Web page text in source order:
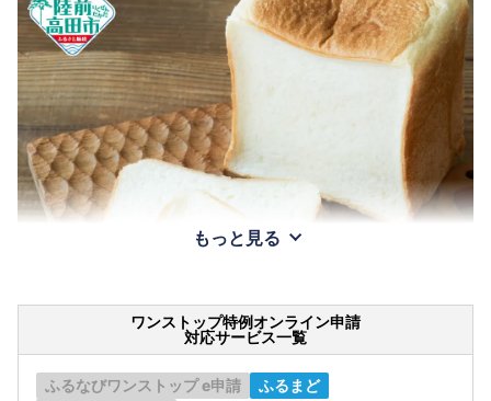
もっと見る
ワンストップ特例オンライン申請
対応サービス一覧
ふるなびワンストップ e申請
ふるまど